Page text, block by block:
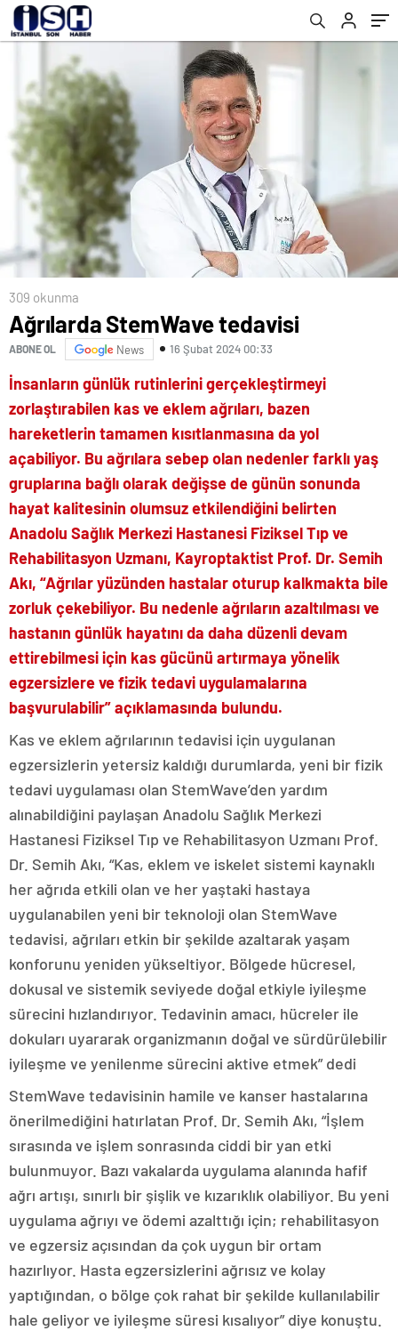
309 okunma
Ağrılarda StemWave tedavisi
ABONE OL News 16 Şubat 2024 00:33
İnsanların günlük rutinlerini gerçekleştirmeyi
zorlaştırabilen kas ve eklem ağrıları, bazen
hareketlerin tamamen kısıtlanmasına da yol
açabiliyor. Bu ağrılara sebep olan nedenler farklı yaş
gruplarına bağlı olarak değişse de günün sonunda
hayat kalitesinin olumsuz etkilendiğini belirten
Anadolu Sağlık Merkezi Hastanesi Fiziksel Tıp ve
Rehabilitasyon Uzmanı, Kayroptaktist Prof. Dr. Semih
Akı, “Ağrılar yüzünden hastalar oturup kalkmakta bile
zorluk çekebiliyor. Bu nedenle ağrıların azaltılması ve
hastanın günlük hayatını da daha düzenli devam
ettirebilmesi için kas gücünü artırmaya yönelik
egzersizlere ve fizik tedavi uygulamalarına
başvurulabilir” açıklamasında bulundu.
Kas ve eklem ağrılarının tedavisi için uygulanan
egzersizlerin yetersiz kaldığı durumlarda, yeni bir fizik
tedavi uygulaması olan StemWave’den yardım
alınabildiğini paylaşan Anadolu Sağlık Merkezi
Hastanesi Fiziksel Tıp ve Rehabilitasyon Uzmanı Prof.
Dr. Semih Akı, “Kas, eklem ve iskelet sistemi kaynaklı
her ağrıda etkili olan ve her yaştaki hastaya
uygulanabilen yeni bir teknoloji olan StemWave
tedavisi, ağrıları etkin bir şekilde azaltarak yaşam
konforunu yeniden yükseltiyor. Bölgede hücresel,
dokusal ve sistemik seviyede doğal etkiyle iyileşme
sürecini hızlandırıyor. Tedavinin amacı, hücreler ile
dokuları uyararak organizmanın doğal ve sürdürülebilir
iyileşme ve yenilenme sürecini aktive etmek” dedi
StemWave tedavisinin hamile ve kanser hastalarına
önerilmediğini hatırlatan Prof. Dr. Semih Akı, “İşlem
sırasında ve işlem sonrasında ciddi bir yan etki
bulunmuyor. Bazı vakalarda uygulama alanında hafif
ağrı artışı, sınırlı bir şişlik ve kızarıklık olabiliyor. Bu yeni
uygulama ağrıyı ve ödemi azalttığı için; rehabilitasyon
ve egzersiz açısından da çok uygun bir ortam
hazırlıyor. Hasta egzersizlerini ağrısız ve kolay
yaptığından, o bölge çok rahat bir şekilde kullanılabilir
hale geliyor ve iyileşme süresi kısalıyor” diye konuştu.